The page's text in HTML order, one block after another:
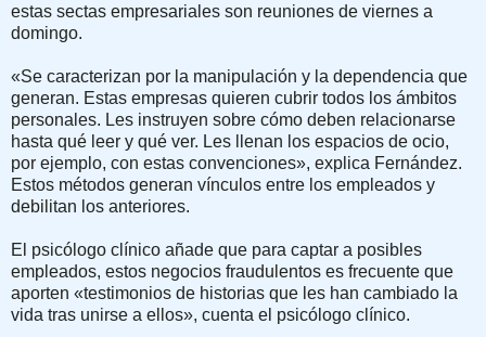
estas sectas empresariales son reuniones de viernes a
domingo.
«Se caracterizan por la manipulación y la dependencia que
generan. Estas empresas quieren cubrir todos los ámbitos
personales. Les instruyen sobre cómo deben relacionarse
hasta qué leer y qué ver. Les llenan los espacios de ocio,
por ejemplo, con estas convenciones», explica Fernández.
Estos métodos generan vínculos entre los empleados y
debilitan los anteriores.
El psicólogo clínico añade que para captar a posibles
empleados, estos negocios fraudulentos es frecuente que
aporten «testimonios de historias que les han cambiado la
vida tras unirse a ellos», cuenta el psicólogo clínico.